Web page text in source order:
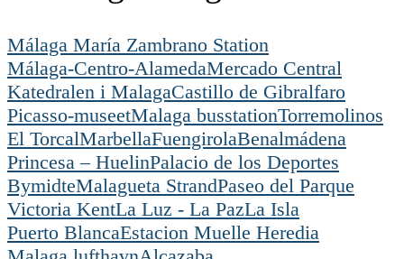
Málaga María Zambrano Station
Málaga-Centro-AlamedaMercado Central
Katedralen i MalagaCastillo de Gibralfaro
Picasso-museetMalaga busstationTorremolinos
El TorcalMarbellaFuengirolaBenalmádena
Princesa – HuelinPalacio de los Deportes
BymidteMalagueta StrandPaseo del Parque
Victoria KentLa Luz - La PazLa Isla
Puerto BlancaEstacion Muelle Heredia